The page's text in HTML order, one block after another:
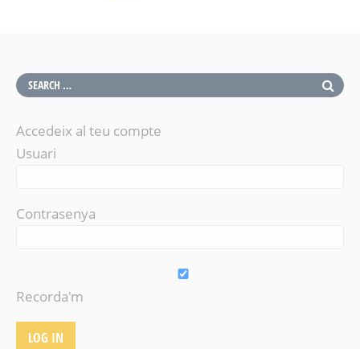
Accedeix al teu compte
Usuari
Contrasenya
Recorda'm